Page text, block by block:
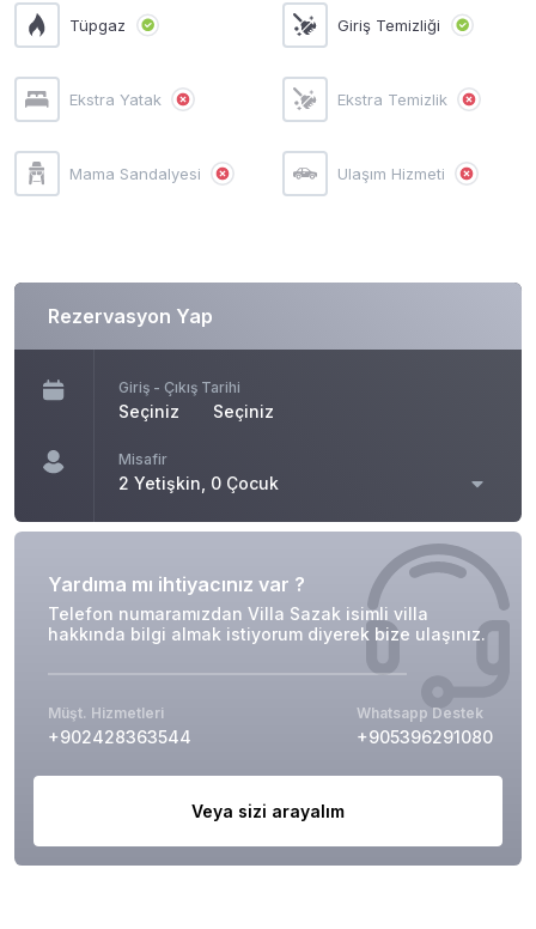
Rezervasyon Yap
Giriş - Çıkış Tarihi
Seçiniz Seçiniz
Misafir
2 Yetişkin, 0 Çocuk
Yardıma mı ihtiyacınız var ?
Telefon numaramızdan Villa Sazak isimli villa
hakkında bilgi almak istiyorum diyerek bize ulaşınız.
Müşt. Hizmetleri
+902428363544
Whatsapp Destek
+905396291080
Veya sizi arayalım
Tüpgaz Giriş Temizliği
Ekstra Yatak Ekstra Temizlik
Mama Sandalyesi Ulaşım Hizmeti